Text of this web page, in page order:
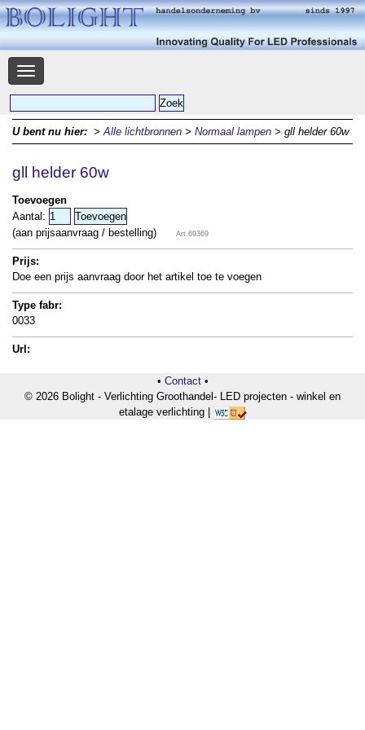
Navigatie
U bent nu hier: >Alle lichtbronnen > Normaal lampen > gll helder 60w
gll helder 60w
Toevoegen
Aantal:
(aan prijsaanvraag / bestelling)
Art.69369
Prijs:
Doe een prijs aanvraag door het artikel toe te voegen
Type fabr:
0033
Url:
• Contact•
© 2026 Bolight - Verlichting Groothandel- LED projecten - winkel en
etalage verlichting |